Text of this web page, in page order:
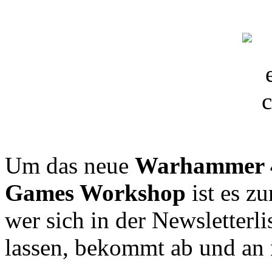
Um das neue Warhammer
Games Workshop ist es
wer sich in der
lassen, bekommt ab und